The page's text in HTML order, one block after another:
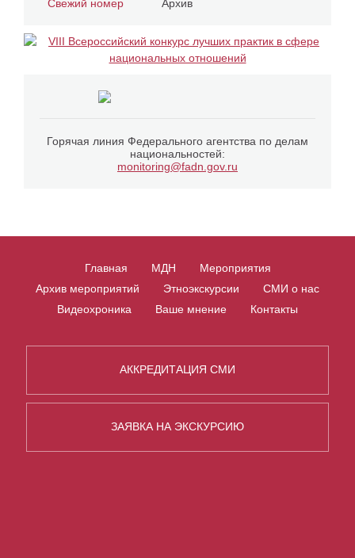
Свежий номер Архив
Горячая линия Федерального агентства по делам
национальностей:
monitoring@fadn.gov.ru
Главная МДН
Мероприятия
Архив мероприятий
Этноэкскурсии
СМИ о нас
Видеохроника
Ваше мнение Контакты
АККРЕДИТАЦИЯ СМИ
ЗАЯВКА НА ЭКСКУРСИЮ